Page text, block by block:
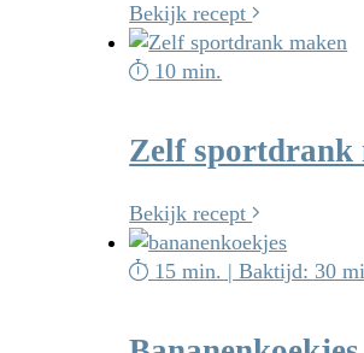
Bekijk recept
10 min.
Zelf sportdrank
Bekijk recept
15 min. | Baktijd: 30